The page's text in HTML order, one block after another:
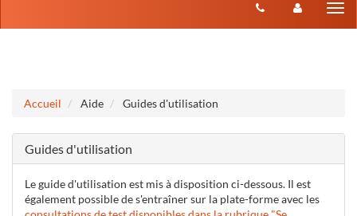
Accueil Aide Guides d'utilisation
Guides d'utilisation
Le guide d'utilisation est mis à disposition ci-dessous. Il est
également possible de s'entraîner sur la plate-forme avec les